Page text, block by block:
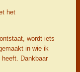
het
wordt iets
in wie ik
Dankbaar